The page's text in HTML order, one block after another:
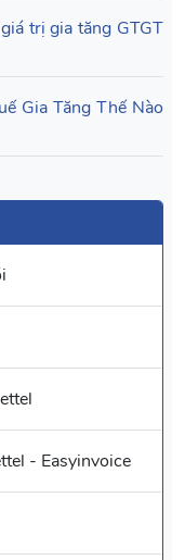
trị gia tăng GTGT
Gia Tăng Thế Nào
- Easyinvoice